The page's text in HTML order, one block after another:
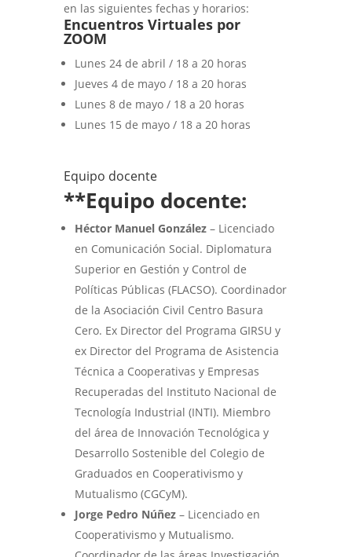
en las siguientes fechas y horarios:
Encuentros Virtuales por
ZOOM
Lunes 24 de abril / 18 a 20 horas
Jueves 4 de mayo / 18 a 20 horas
Lunes 8 de mayo / 18 a 20 horas
Lunes 15 de mayo / 18 a 20 horas
Equipo docente
**Equipo docente:
Héctor Manuel González– Licenciado
en Comunicación Social. Diplomatura
Superior en Gestión y Control de
Políticas Públicas (FLACSO). Coordinador
de la Asociación Civil Centro Basura
Cero. Ex Director del Programa GIRSU y
ex Director del Programa de Asistencia
Técnica a Cooperativas y Empresas
Recuperadas del Instituto Nacional de
Tecnología Industrial (INTI). Miembro
del área de Innovación Tecnológica y
Desarrollo Sostenible del Colegio de
Graduados en Cooperativismo y
Mutualismo (CGCyM).
Jorge Pedro Núñez– Licenciado en
Cooperativismo y Mutualismo.